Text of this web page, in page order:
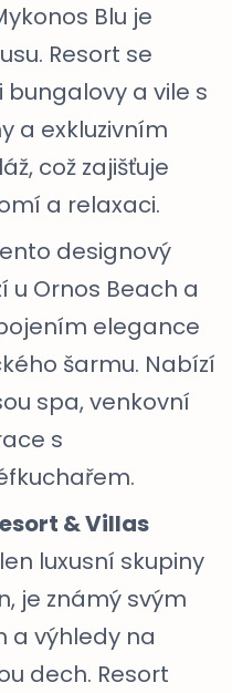
Blu je
Resort se
a vile s
a exkluzivním
což zajišťuje
a relaxaci.
designový
u Ornos Beach a
elegance
šarmu. Nabízí
spa, venkovní
s
& Villas
luxusní skupiny
je známý svým
a výhledy na
dech. Resort